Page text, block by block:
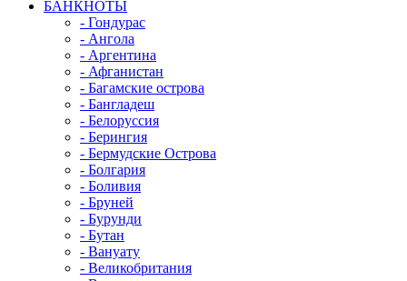
БАНКНОТЫ
- Гондурас
- Ангола
- Аргентина
- Афганистан
- Багамские острова
- Бангладеш
- Белоруссия
- Берингия
- Бермудские Острова
- Болгария
- Боливия
- Бруней
- Бурунди
- Бутан
- Вануату
- Великобритания